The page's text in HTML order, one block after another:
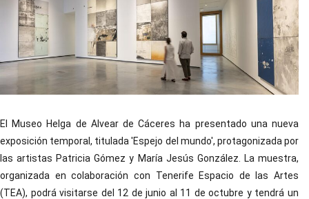
El Museo Helga de Alvear de Cáceres ha presentado una nueva
exposición temporal, titulada 'Espejo del mundo', protagonizada por
las artistas Patricia Gómez y María Jesús González. La muestra,
organizada en colaboración con Tenerife Espacio de las Artes
(TEA), podrá visitarse del 12 de junio al 11 de octubre y tendrá un